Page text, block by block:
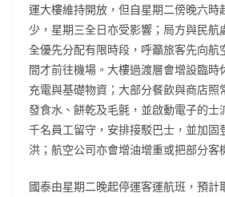
運大樓維持開放，但自星期二傍晚六時
少，星期三全日亦受影響；局方與民航
全優先分配有限時段，呼籲旅客先向航
間才前往機場。大樓過渡層會增設臨時
充電與基礎物資；大部分餐飲與商店照
發食水、餅乾及毛氈，並啟動電子的士
千名員工留守，安排接駁巴士，並加固
洪；航空公司亦會增油增重或把部分客
國泰由星期二晚起停運客運航班，預計